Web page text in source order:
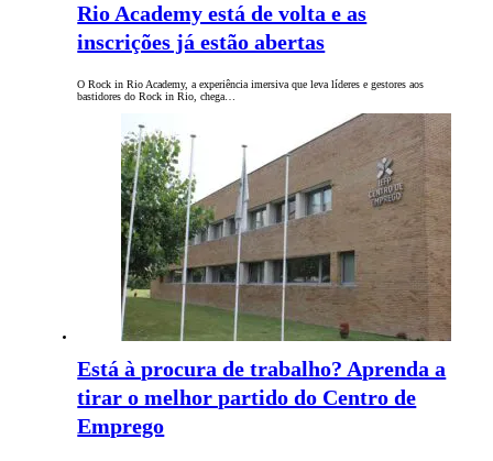
Rio Academy está de volta e as
inscrições já estão abertas
O Rock in Rio Academy, a experiência imersiva que leva líderes e gestores aos
bastidores do Rock in Rio, chega…
Está à procura de trabalho? Aprenda a
tirar o melhor partido do Centro de
Emprego